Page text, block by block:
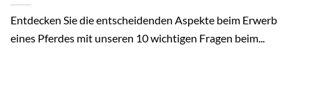
Entdecken Sie die entscheidenden Aspekte beim Erwerb
eines Pferdes mit unseren 10 wichtigen Fragen beim...